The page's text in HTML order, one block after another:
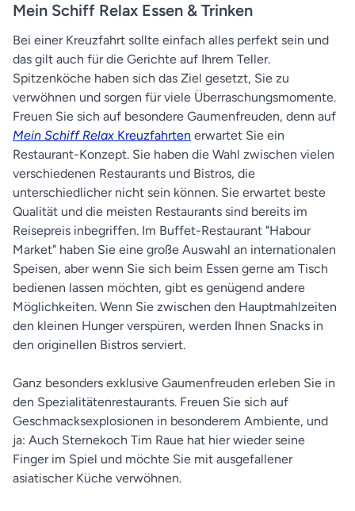
Mein Schiff Relax Essen & Trinken
Bei einer Kreuzfahrt sollte einfach alles perfekt sein und
das gilt auch für die Gerichte auf Ihrem Teller.
Spitzenköche haben sich das Ziel gesetzt, Sie zu
verwöhnen und sorgen für viele Überraschungsmomente.
Freuen Sie sich auf besondere Gaumenfreuden, denn auf
Mein Schiff Relax Kreuzfahrten erwartet Sie ein
Restaurant-Konzept. Sie haben die Wahl zwischen vielen
verschiedenen Restaurants und Bistros, die
unterschiedlicher nicht sein können. Sie erwartet beste
Qualität und die meisten Restaurants sind bereits im
Reisepreis inbegriffen. Im Buffet-Restaurant "Habour
Market" haben Sie eine große Auswahl an internationalen
Speisen, aber wenn Sie sich beim Essen gerne am Tisch
bedienen lassen möchten, gibt es genügend andere
Möglichkeiten. Wenn Sie zwischen den Hauptmahlzeiten
den kleinen Hunger verspüren, werden Ihnen Snacks in
den originellen Bistros serviert.
Ganz besonders exklusive Gaumenfreuden erleben Sie in
den Spezialitätenrestaurants. Freuen Sie sich auf
Geschmacksexplosionen in besonderem Ambiente, und
ja: Auch Sternekoch Tim Raue hat hier wieder seine
Finger im Spiel und möchte Sie mit ausgefallener
asiatischer Küche verwöhnen.